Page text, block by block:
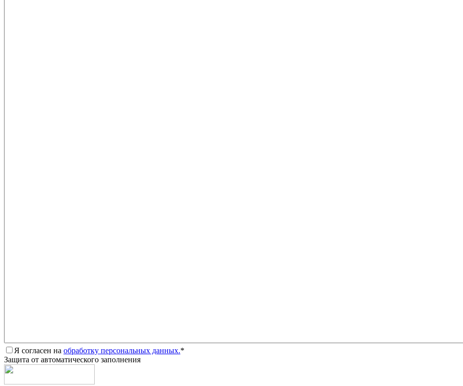
Я согласен на обработку персональных данных.*
Защита от автоматического заполнения